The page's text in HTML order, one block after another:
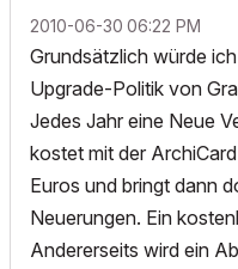
‎2010-06-30 06:22 PM
Grundsätzlich würde
Upgrade-Politik von
Jedes Jahr eine Neue
kostet mit der
Euros und bringt dann
Neuerungen. Ein
Andererseits wird ein